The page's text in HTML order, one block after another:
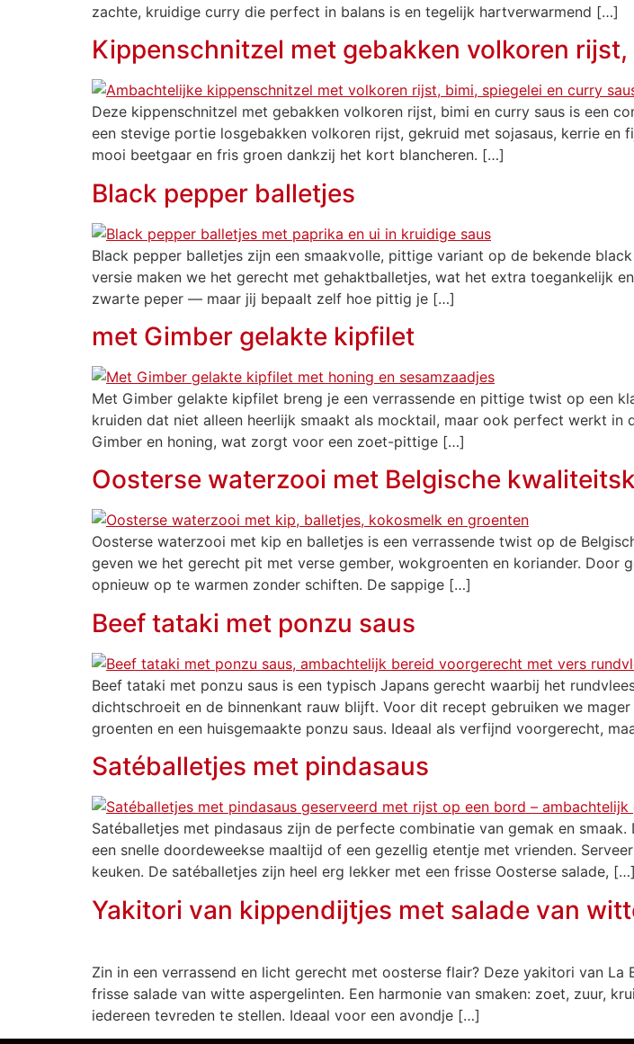
zachte, kruidige curry die perfect in balans is en tegelijk hartverwarmend […]
Kippenschnitzel met gebakken volkoren
Deze kippenschnitzel met gebakken volkoren rijst, bimi en curry saus is een
een stevige portie losgebakken volkoren rijst, gekruid met sojasaus, kerrie
mooi beetgaar en fris groen dankzij het kort blancheren. […]
Black pepper balletjes
Black pepper balletjes zijn een smaakvolle, pittige variant op de bekende
versie maken we het gerecht met gehaktballetjes, wat het extra toegankelijk
zwarte peper — maar jij bepaalt zelf hoe pittig je […]
met Gimber gelakte kipfilet
Met Gimber gelakte kipfilet breng je een verrassende en pittige twist op een
kruiden dat niet alleen heerlijk smaakt als mocktail, maar ook perfect werkt
Gimber en honing, wat zorgt voor een zoet-pittige […]
Oosterse waterzooi met Belgische
Oosterse waterzooi met kip en balletjes is een verrassende twist op de
geven we het gerecht pit met verse gember, wokgroenten en koriander.
opnieuw op te warmen zonder schiften. De sappige […]
Beef tataki met ponzu saus
Beef tataki met ponzu saus is een typisch Japans gerecht waarbij het
dichtschroeit en de binnenkant rauw blijft. Voor dit recept gebruiken we
groenten en een huisgemaakte ponzu saus. Ideaal als verfijnd voorgerecht,
Satéballetjes met pindasaus
Satéballetjes met pindasaus zijn de perfecte combinatie van gemak en
een snelle doordeweekse maaltijd of een gezellig etentje met vrienden.
keuken. De satéballetjes zijn heel erg lekker met een frisse Oosterse salade, […]
Yakitori van kippendijtjes met salade van
Zin in een verrassend en licht gerecht met oosterse flair? Deze yakitori van
frisse salade van witte aspergelinten. Een harmonie van smaken: zoet, zuur,
iedereen tevreden te stellen. Ideaal voor een avondje […]